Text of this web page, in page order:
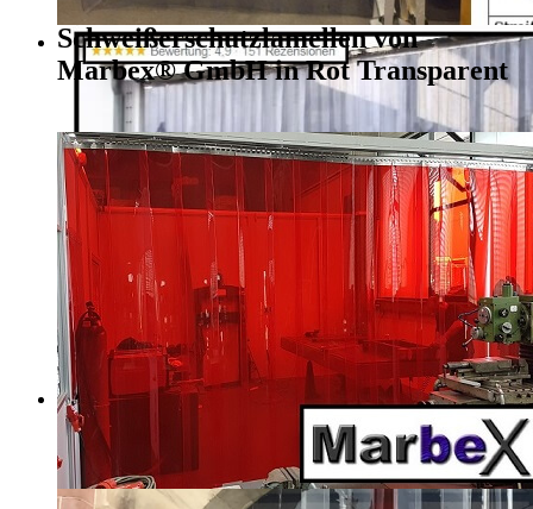
Schweißerschutzlamellen von
Marbex® GmbH in Rot Transparent